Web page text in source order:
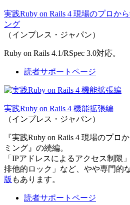
実践Ruby on Rails 4 現場のプロか
ング
（インプレス・ジャパン）
Ruby on Rails 4.1/RSpec 3.0対応。
読者サポートページ
実践Ruby on Rails 4 機能拡張編
（インプレス・ジャパン）
『実践Ruby on Rails 4 現場のプロ
ミング』の続編。
「IPアドレスによるアクセス制限
排他的ロック」など、やや専門的
版 もあります。
読者サポートページ